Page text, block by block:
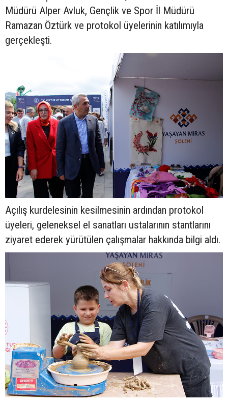
Müdürü Alper Avluk, Gençlik ve Spor İl Müdürü
Ramazan Öztürk ve protokol üyelerinin katılımıyla
gerçekleşti.
Açılış kurdelesinin kesilmesinin ardından protokol
üyeleri, geleneksel el sanatları ustalarının stantlarını
ziyaret ederek yürütülen çalışmalar hakkında bilgi aldı.